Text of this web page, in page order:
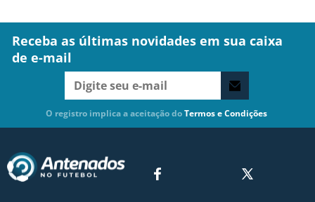
Receba as últimas novidades em sua caixa
de e-mail
O registro implica a aceitação doTermos e Condições